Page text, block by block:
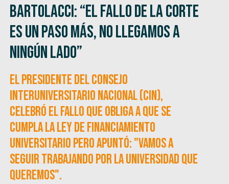
Bartolacci: “El fallo de la Corte
es un paso más, no llegamos a
ningún lado”
El presidente del Consejo
Interuniversitario Nacional (CIN),
celebró el fallo que obliga a que se
cumpla la ley de Financiamiento
Universitario pero apuntó: "vamos a
seguir trabajando por la universidad que
queremos".